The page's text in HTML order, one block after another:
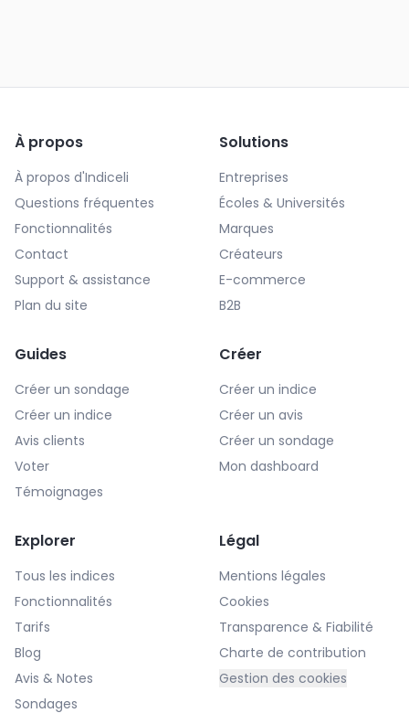
À propos
À propos d'Indiceli
Questions fréquentes
Fonctionnalités
Contact
Support & assistance
Plan du site
Solutions
Entreprises
Écoles & Universités
Marques
Créateurs
E-commerce
B2B
Guides
Créer un sondage
Créer un indice
Avis clients
Voter
Témoignages
Créer
Créer un indice
Créer un avis
Créer un sondage
Mon dashboard
Explorer
Tous les indices
Fonctionnalités
Tarifs
Blog
Avis & Notes
Sondages
Légal
Mentions légales
Cookies
Transparence & Fiabilité
Charte de contribution
Gestion des cookies